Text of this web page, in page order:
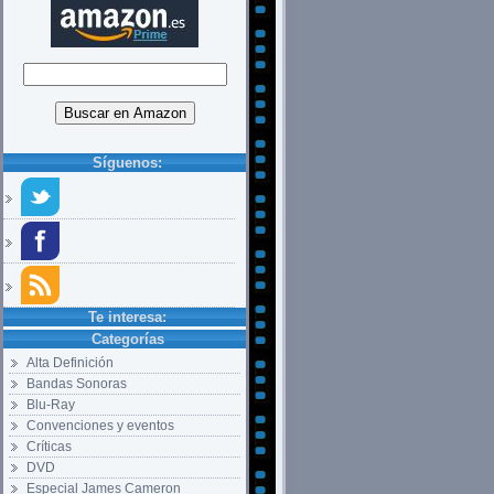
Síguenos:
Te interesa:
Categorías
Alta Definición
Bandas Sonoras
Blu-Ray
Convenciones y eventos
Críticas
DVD
Especial James Cameron